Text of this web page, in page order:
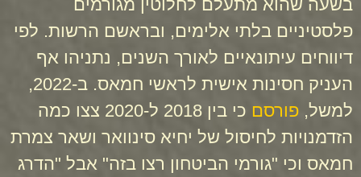
בשעה שהוא מתעלם לחלוטין מגורמים
פלסטיניים בלתי אלימים, ובראשם הרשות. לפי
דיווחים עיתונאיים לאורך השנים, נתניהו אף
העניק חסינות אישית לראשי חמאס. ב-2022,
למשל, פורסם
כי בין 2018 ל-2020 צצו כמה
הזדמנויות לחיסול של יחיא סינוואר ושאר צמרת
חמאס וכי "גורמי הביטחון רצו בזה" אבל "הדרג